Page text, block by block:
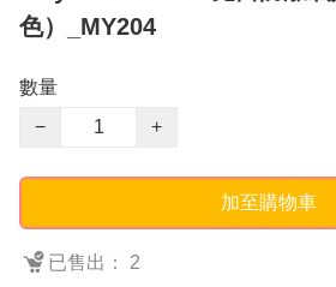
色）_MY204
數量
−
+
加至購物車
已售出： 2